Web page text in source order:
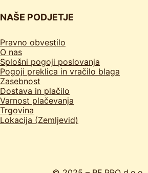
NAŠE PODJETJE
Pravno obvestilo
O nas
Splošni pogoji poslovanja
Pogoji preklica in vračilo blaga
Zasebnost
Dostava in plačilo
Varnost plačevanja
Trgovina
Lokacija (Zemljevid)